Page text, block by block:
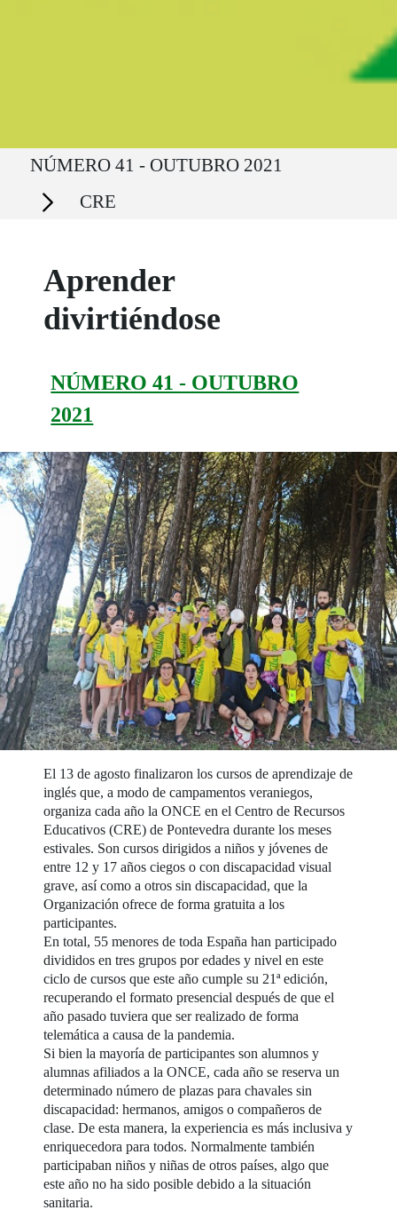
Ruta del sitio
NÚMERO 41 - OUTUBRO 2021
Secciones CRE
Aprender
divirtiéndose
NÚMERO 41 - OUTUBRO
2021
El 13 de agosto finalizaron los cursos de aprendizaje de
inglés que, a modo de campamentos veraniegos,
organiza cada año la ONCE en el Centro de Recursos
Educativos (CRE) de Pontevedra durante los meses
estivales. Son cursos dirigidos a niños y jóvenes de
entre 12 y 17 años ciegos o con discapacidad visual
grave, así como a otros sin discapacidad, que la
Organización ofrece de forma gratuita a los
participantes.
En total, 55 menores de toda España han participado
divididos en tres grupos por edades y nivel en este
ciclo de cursos que este año cumple su 21ª edición,
recuperando el formato presencial después de que el
año pasado tuviera que ser realizado de forma
telemática a causa de la pandemia.
Si bien la mayoría de participantes son alumnos y
alumnas afiliados a la ONCE, cada año se reserva un
determinado número de plazas para chavales sin
discapacidad: hermanos, amigos o compañeros de
clase. De esta manera, la experiencia es más inclusiva y
enriquecedora para todos. Normalmente también
participaban niños y niñas de otros países, algo que
este año no ha sido posible debido a la situación
sanitaria.